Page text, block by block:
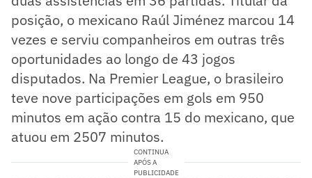
posição, o mexicano Raúl Jiménez marcou 14
vezes e serviu companheiros em outras três
oportunidades ao longo de 43 jogos
disputados. Na Premier League, o brasileiro
teve nove participações em gols em 950
minutos em ação contra 15 do mexicano, que
atuou em 2507 minutos.
CONTINUA
APÓS A
PUBLICIDADE